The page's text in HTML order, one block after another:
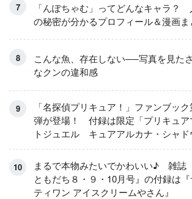
「んぽちゃむ」ってどんなキャラ？
の秘密が分かるプロフィール＆漫画ま
こんな魚、存在しない──写真を見た
なクンの違和感
「名探偵プリキュア！」ファンブック
弾が登場！ 付録は限定「プリキュア
トジュエル キュアアルカナ・シャド
アイスver.」 キュアエクレールを大
集！
まるで本物みたいでかわいい♪ 雑誌
ともだち８・９・10月号』の付録は
ティワン アイスクリームやさん』